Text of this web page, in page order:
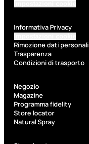
Informativa Privacy
Rimozione dati personali
Trasparenza
Condizioni di trasporto
Negozio
Magazine
Programma fidelity
Store locator
Natural Spray